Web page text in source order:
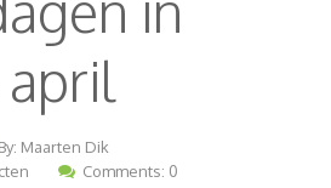
By: Maarten Dik
Comments: 0